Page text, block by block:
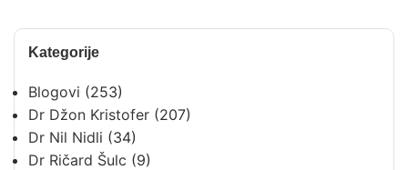
Kategorije
Blogovi (253)
Dr Džon Kristofer (207)
Dr Nil Nidli (34)
Dr Ričard Šulc (9)